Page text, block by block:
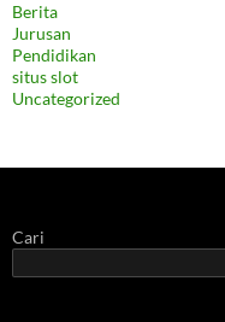
Berita
Jurusan
Pendidikan
situs slot
Uncategorized
Cari